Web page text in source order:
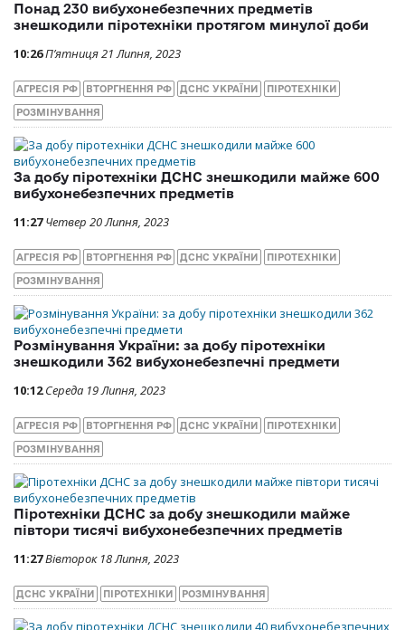
Понад 230 вибухонебезпечних предметів
знешкодили піротехніки протягом минулої доби
10:26П’ятниця 21 Липня, 2023
АГРЕСІЯ РФ ВТОРГНЕННЯ РФ ДСНС УКРАЇНИ ПІРОТЕХНІКИ
РОЗМІНУВАННЯ
За добу піротехніки ДСНС знешкодили майже 600
вибухонебезпечних предметів
11:27 Четвер 20 Липня, 2023
АГРЕСІЯ РФ ВТОРГНЕННЯ РФ ДСНС УКРАЇНИ ПІРОТЕХНІКИ
РОЗМІНУВАННЯ
Розмінування України: за добу піротехніки
знешкодили 362 вибухонебезпечні предмети
10:12 Середа 19 Липня, 2023
АГРЕСІЯ РФ ВТОРГНЕННЯ РФ ДСНС УКРАЇНИ ПІРОТЕХНІКИ
РОЗМІНУВАННЯ
Піротехніки ДСНС за добу знешкодили майже
півтори тисячі вибухонебезпечних предметів
11:27Вівторок 18 Липня, 2023
ДСНС УКРАЇНИ ПІРОТЕХНІКИ РОЗМІНУВАННЯ